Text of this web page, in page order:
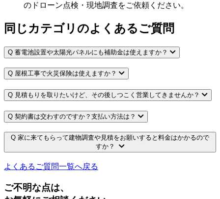
のドローン点検・現地調査をご依頼ください。
同じカテゴリのよくあるご質問
Q 蓄電池設置や太陽光パネルにも補助金は使えますか？
Q 屋根工事で火災保険は使えますか？
Q 見積もりを取りたいけど、その後しつこく営業してきませんか？
Q 契約書は交わすのですか？支払い方法は？
Q 家に来てもらって建物調査や見積をお願いすると料金はかかるので
すか？
よくあるご質問一覧へ戻る
ご不明な点は、